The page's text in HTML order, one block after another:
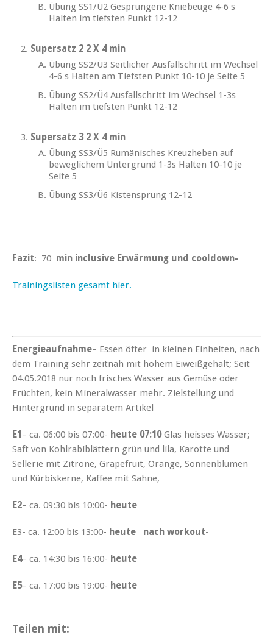
Übung SS1/Ü2 Gesprungene Kniebeuge 4-6 s
Halten im tiefsten Punkt 12-12
Supersatz 2 2 X 4 min
Übung SS2/Ü3 Seitlicher Ausfallschritt im Wechsel
4-6 s Halten am Tiefsten Punkt 10-10 je Seite 5
Übung SS2/Ü4 Ausfallschritt im Wechsel 1-3s
Halten im tiefsten Punkt 12-12
Supersatz 3 2 X 4 min
Übung SS3/Ü5 Rumänisches Kreuzheben auf
beweglichem Untergrund 1-3s Halten 10-10 je
Seite 5
Übung SS3/Ü6 Kistensprung 12-12
Fazit: 70 min inclusive Erwärmung und cooldown-
Trainingslisten gesamt hier.
Energieaufnahme– Essen öfter in kleinen Einheiten, nach
dem Training sehr zeitnah mit hohem Eiweißgehalt; Seit
04.05.2018 nur noch frisches Wasser aus Gemüse oder
Früchten, kein Mineralwasser mehr. Zielstellung und
Hintergrund in separatem Artikel
E1 – ca. 06:00 bis 07:00- heute 07:10Glas heisses Wasser;
Saft von Kohlrabiblättern grün und lila, Karotte und
Sellerie mit Zitrone, Grapefruit, Orange, Sonnenblumen
und Kürbiskerne, Kaffee mit Sahne,
E2– ca. 09:30 bis 10:00- heute
E3- ca. 12:00 bis 13:00- heute nach workout-
E4– ca. 14:30 bis 16:00- heute
E5– ca. 17:00 bis 19:00- heute
Teilen mit: